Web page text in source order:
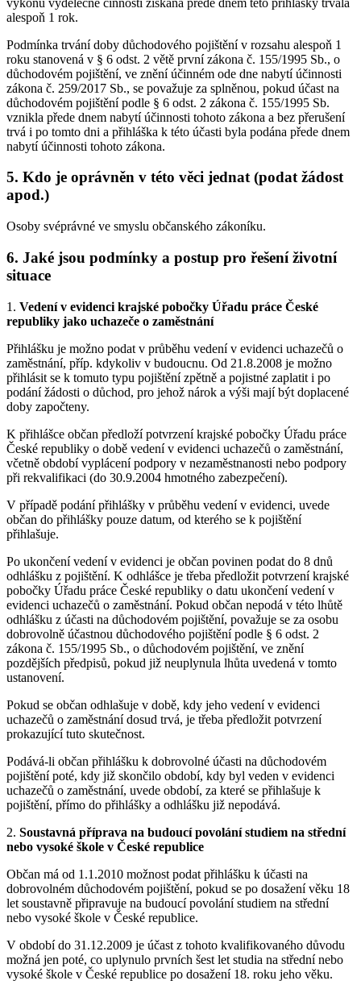
alespoň 1 rok.
Podmínka trvání doby důchodového pojištění v rozsahu alespoň 1
roku stanovená v § 6 odst. 2 větě první zákona č. 155/1995 Sb., o
důchodovém pojištění, ve znění účinném ode dne nabytí účinnosti
zákona č. 259/2017 Sb., se považuje za splněnou, pokud účast na
důchodovém pojištění podle § 6 odst. 2 zákona č. 155/1995 Sb.
vznikla přede dnem nabytí účinnosti tohoto zákona a bez přerušení
trvá i po tomto dni a přihláška k této účasti byla podána přede dnem
nabytí účinnosti tohoto zákona.
5. Kdo je oprávněn v této věci jednat (podat žádost
apod.)
Osoby svéprávné ve smyslu občanského zákoníku.
6. Jaké jsou podmínky a postup pro řešení životní
situace
1. Vedení v evidenci krajské pobočky Úřadu práce České
republiky jako uchazeče o zaměstnání
Přihlášku je možno podat v průběhu vedení v evidenci uchazečů o
zaměstnání, příp. kdykoliv v budoucnu. Od 21.8.2008 je možno
přihlásit se k tomuto typu pojištění zpětně a pojistné zaplatit i po
podání žádosti o důchod, pro jehož nárok a výši mají být doplacené
doby započteny.
K přihlášce občan předloží potvrzení krajské pobočky Úřadu práce
České republiky o době vedení v evidenci uchazečů o zaměstnání,
včetně období vyplácení podpory v nezaměstnanosti nebo podpory
při rekvalifikaci (do 30.9.2004 hmotného zabezpečení).
V případě podání přihlášky v průběhu vedení v evidenci, uvede
občan do přihlášky pouze datum, od kterého se k pojištění
přihlašuje.
Po ukončení vedení v evidenci je občan povinen podat do 8 dnů
odhlášku z pojištění. K odhlášce je třeba předložit potvrzení krajské
pobočky Úřadu práce České republiky o datu ukončení vedení v
evidenci uchazečů o zaměstnání. Pokud občan nepodá v této lhůtě
odhlášku z účasti na důchodovém pojištění, považuje se za osobu
dobrovolně účastnou důchodového pojištění podle § 6 odst. 2
zákona č. 155/1995 Sb., o důchodovém pojištění, ve znění
pozdějších předpisů, pokud již neuplynula lhůta uvedená v tomto
ustanovení.
Pokud se občan odhlašuje v době, kdy jeho vedení v evidenci
uchazečů o zaměstnání dosud trvá, je třeba předložit potvrzení
prokazující tuto skutečnost.
Podává-li občan přihlášku k dobrovolné účasti na důchodovém
pojištění poté, kdy již skončilo období, kdy byl veden v evidenci
uchazečů o zaměstnání, uvede období, za které se přihlašuje k
pojištění, přímo do přihlášky a odhlášku již nepodává.
2. Soustavná příprava na budoucí povolání studiem na střední
nebo vysoké škole v České republice
Občan má od 1.1.2010 možnost podat přihlášku k účasti na
dobrovolném důchodovém pojištění, pokud se po dosažení věku 18
let soustavně připravuje na budoucí povolání studiem na střední
nebo vysoké škole v České republice.
V období do 31.12.2009 je účast z tohoto kvalifikovaného důvodu
možná jen poté, co uplynulo prvních šest let studia na střední nebo
vysoké škole v České republice po dosažení 18. roku jeho věku.